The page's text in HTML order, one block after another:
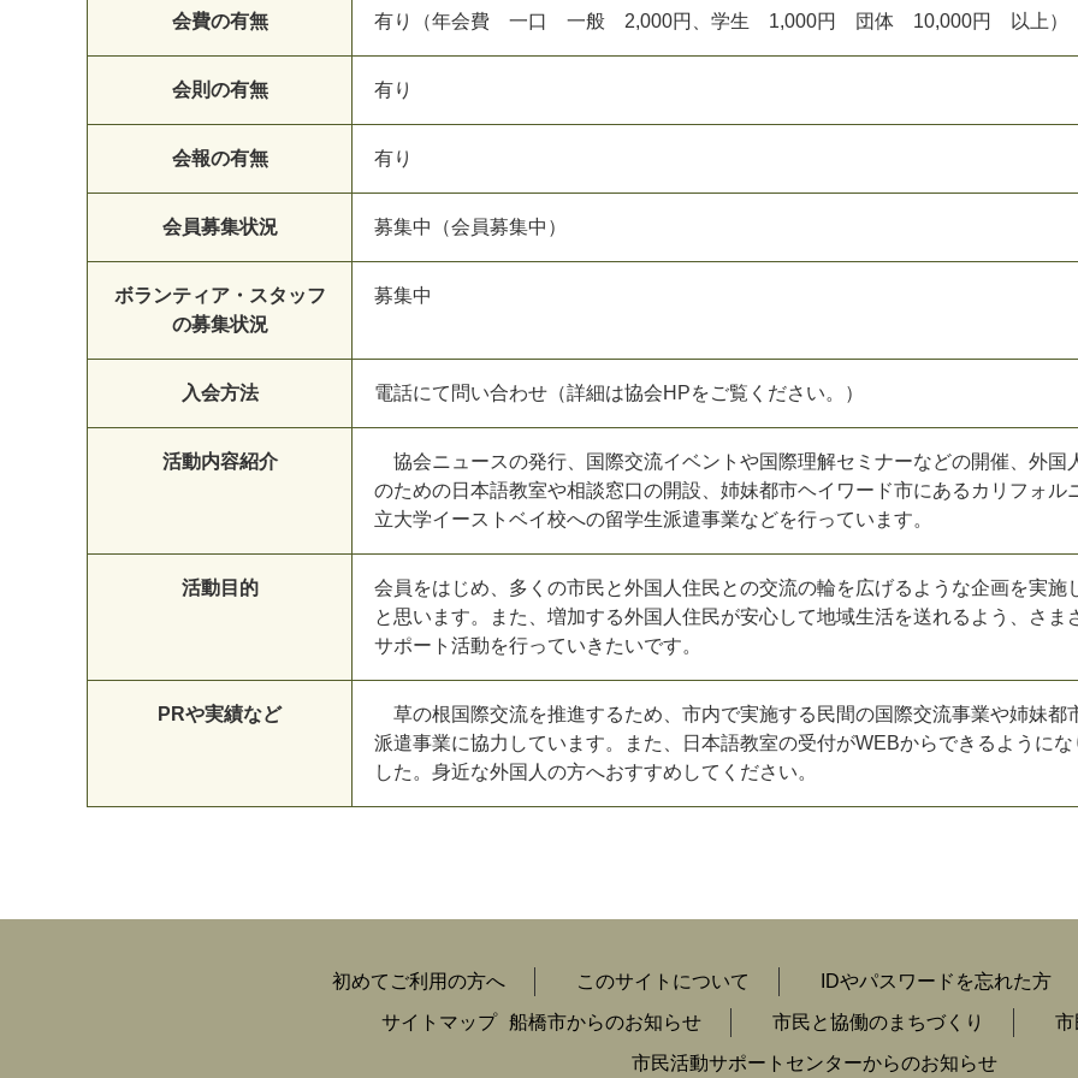
会費の有無 有り（年会費 一口 一般 2,000円、学生 1,000円 団体 10,000円 以上）
会則の有無 有り
会報の有無 有り
会員募集状況 募集中（会員募集中）
ボランティア・スタッフ
の募集状況
募集中
入会方法 電話にて問い合わせ（詳細は協会HPをご覧ください。）
活動内容紹介
協会ニュースの発行、国際交流イベントや国際理解セミナーなどの開催、外国
のための日本語教室や相談窓口の開設、姉妹都市ヘイワード市にあるカリフォル
立大学イーストベイ校への留学生派遣事業などを行っています。
活動目的
会員をはじめ、多くの市民と外国人住民との交流の輪を広げるような企画を実施
と思います。また、増加する外国人住民が安心して地域生活を送れるよう、さま
サポート活動を行っていきたいです。
PRや実績など
草の根国際交流を推進するため、市内で実施する民間の国際交流事業や姉妹都
派遣事業に協力しています。また、日本語教室の受付がWEBからできるようにな
した。身近な外国人の方へおすすめしてください。
初めてご利用の方へ このサイトについて IDやパスワードを忘れた方
サイトマップ
船橋市からのお知らせ 市民と協働のまちづくり
市
市民活動サポートセンターからのお知らせ